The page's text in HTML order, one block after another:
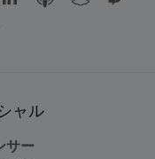
ャル
サー